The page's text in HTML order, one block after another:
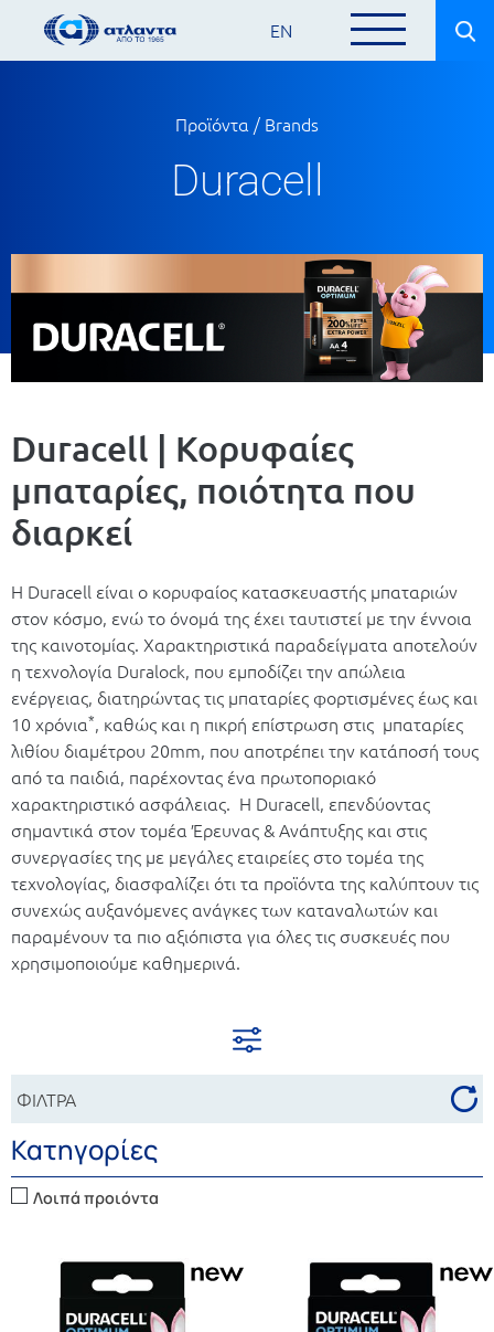
EN
Προϊόντα / Brands
Duracell
Duracell | Κορυφαίες
μπαταρίες, ποιότητα που
διαρκεί
Η Duracell είναι ο κορυφαίος κατασκευαστής μπαταριών
στον κόσμο, ενώ το όνομά της έχει ταυτιστεί με την έννοια
της καινοτομίας. Χαρακτηριστικά παραδείγματα αποτελούν
η τεχνολογία Duralock, που εμποδίζει την απώλεια
ενέργειας, διατηρώντας τις μπαταρίες φορτισμένες έως και
10 χρόνια*, καθώς και η πικρή επίστρωση στις μπαταρίες
λιθίου διαμέτρου 20mm, που αποτρέπει την κατάποσή τους
από τα παιδιά, παρέχοντας ένα πρωτοποριακό
χαρακτηριστικό ασφάλειας. Η Duracell, επενδύοντας
σημαντικά στον τομέα Έρευνας & Ανάπτυξης και στις
συνεργασίες της με μεγάλες εταιρείες στο τομέα της
τεχνολογίας, διασφαλίζει ότι τα προϊόντα της καλύπτουν τις
συνεχώς αυξανόμενες ανάγκες των καταναλωτών και
παραμένουν τα πιο αξιόπιστα για όλες τις συσκευές που
χρησιμοποιούμε καθημερινά.
ΦΙΛΤΡΑ
Κατηγορίες
Λοιπά προιόντα